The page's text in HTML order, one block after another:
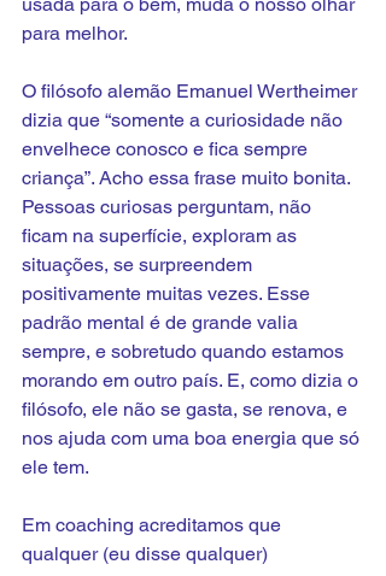
para melhor.
O filósofo alemão Emanuel Wertheimer
dizia que “somente a curiosidade não
envelhece conosco e fica sempre
criança”. Acho essa frase muito bonita.
Pessoas curiosas perguntam, não
ficam na superfície, exploram as
situações, se surpreendem
positivamente muitas vezes. Esse
padrão mental é de grande valia
sempre, e sobretudo quando estamos
morando em outro país. E, como dizia o
filósofo, ele não se gasta, se renova, e
nos ajuda com uma boa energia que só
ele tem.
Em coaching acreditamos que
qualquer (eu disse qualquer)